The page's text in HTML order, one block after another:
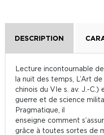
DESCRIPTION
Lecture incontournable
la nuit des temps, L’Art
chinois du VIe s. av. J.-
guerre et de science
Pragmatique, il
enseigne comment
grâce à toutes sortes de